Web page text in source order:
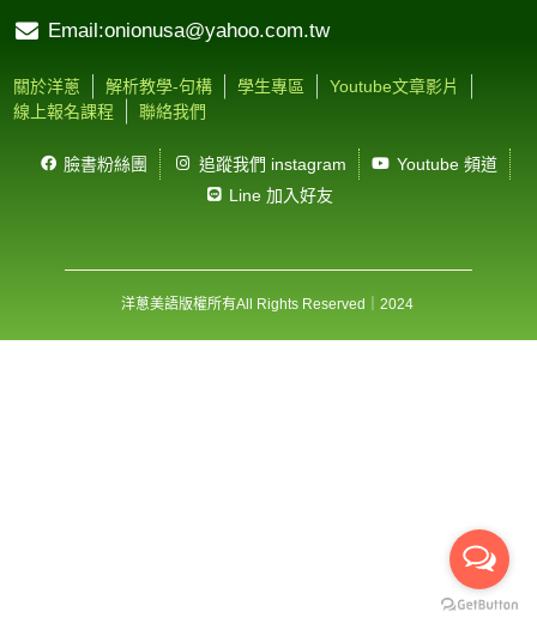
Email:onionusa@yahoo.com.tw
關於洋蔥 解析教學-句構 學生專區
Youtube文章影片
線上報名課程
聯絡我們
臉書粉絲團 追蹤我們 instagram
Youtube 頻道
Line 加入好友
洋蔥美語版權所有All Rights Reserved ｜2024